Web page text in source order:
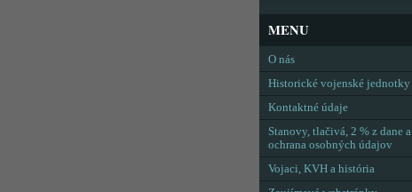
MENU
O nás
Historické vojenské jednotky
Kontaktné údaje
Stanovy, tlačivá, 2 % z dane a
ochrana osobných údajov
Vojaci, KVH a história